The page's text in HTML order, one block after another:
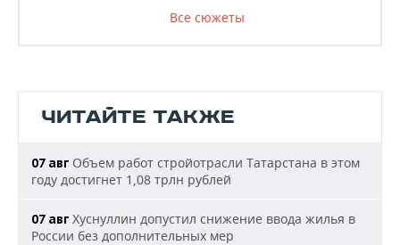
Все сюжеты
ЧИТАЙТЕ ТАКЖЕ
07 авг Объем работ стройотрасли Татарстана в этом
году достигнет 1,08 трлн рублей
07 авг Хуснуллин допустил снижение ввода жилья в
России без дополнительных мер